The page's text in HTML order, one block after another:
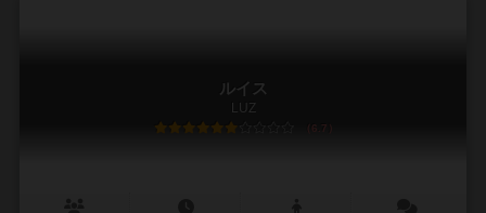
ルイス
LUZ
6.7